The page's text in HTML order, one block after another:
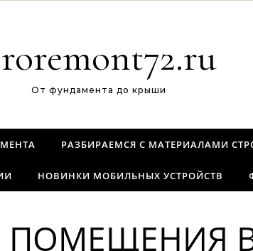
От фундамента до крыши
РАЗБИРАЕМСЯ С МАТЕРИАЛАМИ
НОВИНКИ МОБИЛЬНЫХ УСТРОЙСТВ
ПОМЕЩЕНИЯ